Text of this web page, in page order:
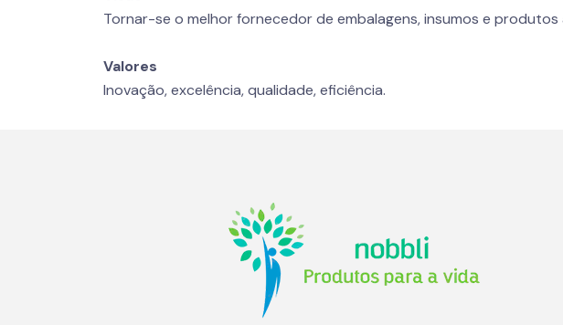
Tornar-se o melhor fornecedor de embalagens, insumos e produtos
Valores
Inovação, excelência, qualidade, eficiência.